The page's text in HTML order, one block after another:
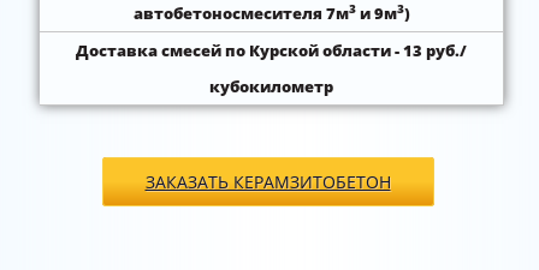
автобетоносмесителя 7м3и 9м3)
Доставка смесей по Курской области - 13 руб./
кубокилометр
ЗАКАЗАТЬ КЕРАМЗИТОБЕТОН